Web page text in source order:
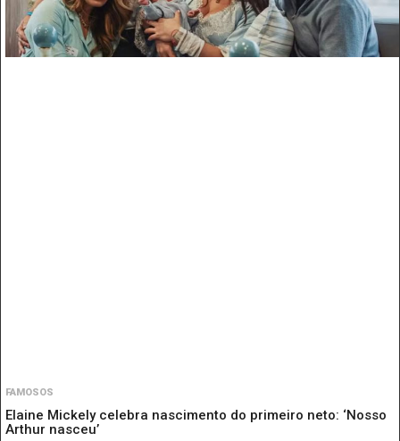
FAMOSOS
Elaine Mickely celebra nascimento do primeiro neto: ‘Nosso
Arthur nasceu’